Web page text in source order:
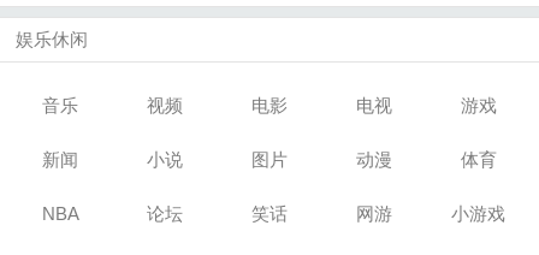
娱乐休闲
音乐 视频 电影 电视 游戏
新闻 小说 图片 动漫 体育
NBA 论坛 笑话 网游 小游戏